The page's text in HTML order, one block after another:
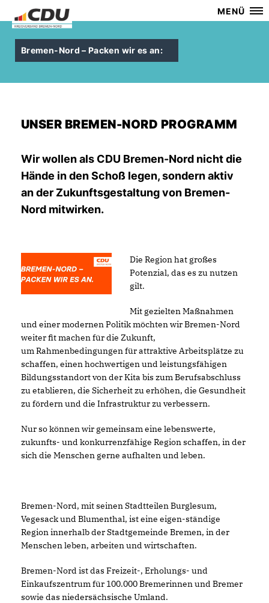
MENÜ
Bremen-Nord – Packen wir es an:
UNSER BREMEN-NORD PROGRAMM
Wir wollen als CDU Bremen-Nord nicht die
Hände in den Schoß legen, sondern aktiv
an der Zukunftsgestaltung von Bremen-
Nord mitwirken.
Die Region hat großes
Potenzial, das es zu nutzen
gilt.
Mit gezielten Maßnahmen
und einer modernen Politik möchten wir Bremen-Nord
weiter fit machen für die Zukunft,
um Rahmenbedingungen für attraktive Arbeitsplätze zu
schaffen, einen hochwertigen und leistungsfähigen
Bildungsstandort von der Kita bis zum Berufsabschluss
zu etablieren, die Sicherheit zu erhöhen, die Gesundheit
zu fördern und die Infrastruktur zu verbessern.
Nur so können wir gemeinsam eine lebenswerte,
zukunfts- und konkurrenzfähige Region schaffen, in der
sich die Menschen gerne aufhalten und leben.
Bremen-Nord, mit seinen Stadtteilen Burglesum,
Vegesack und Blumenthal, ist eine eigen-ständige
Region innerhalb der Stadtgemeinde Bremen, in der
Menschen leben, arbeiten und wirtschaften.
Bremen-Nord ist das Freizeit-, Erholungs- und
Einkaufszentrum für 100.000 Bremerinnen und Bremer
sowie das niedersächsische Umland.